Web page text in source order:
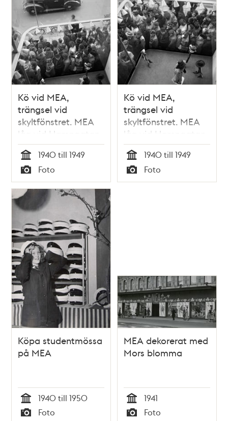
Kö vid MEA,
trängsel vid
skyltfönstret. MEA
låg vid Hamngatan
3 mellan 1883 och
1985
Tid
1940 till 1949
Typ
Foto
Kö vid MEA,
trängsel vid
skyltfönstret. MEA
låg vid Hamngatan
3 mellan 1883 och
1985
Tid
1940 till 1949
Typ
Foto
Köpa studentmössa
på MEA
Tid
1940 till 1950
Foto
MEA dekorerat med
Mors blomma
Tid
1941
Foto